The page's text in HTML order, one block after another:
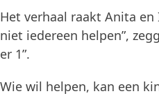
Het verhaal raakt Anita
niet iedereen helpen”,
er 1”.
Wie wil helpen, kan een